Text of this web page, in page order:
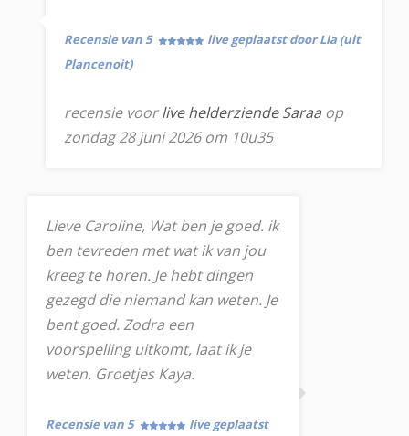
Recensie van 5
live geplaatst door Lia (uit
Plancenoit)
recensie voorlive helderziende Saraa op
zondag 28 juni 2026 om 10u35
Lieve Caroline, Wat ben je goed. ik
ben tevreden met wat ik van jou
kreeg te horen. Je hebt dingen
gezegd die niemand kan weten. Je
bent goed. Zodra een
voorspelling uitkomt, laat ik je
weten. Groetjes Kaya.
Recensie van 5
live geplaatst